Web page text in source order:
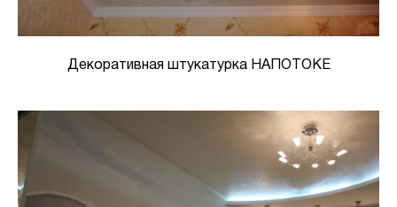
Декоративная штукатурка НАПОТОКЕ